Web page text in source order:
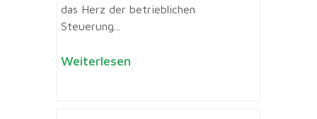
das Herz der betrieblichen
Steuerung...
Weiterlesen